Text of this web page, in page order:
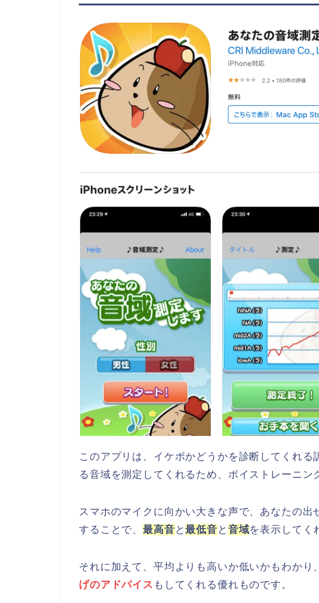
このアプリは、イケボかどうかを診断してくれる
る音域を測定してくれるため、ボイストレーニン
スマホのマイクに向かい大きな声で、あなたの
することで、最高音 と最低音 と 音域を表示してく
それに加えて、平均よりも高いか低いかもわかり、
げのアドバイス もしてくれる優れものです。